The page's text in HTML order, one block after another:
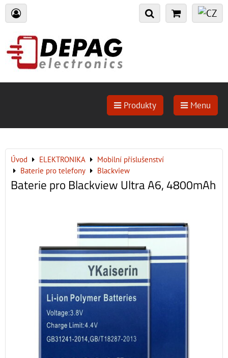
Produkty Menu
Úvod ELEKTRONIKA
Mobilní příslušenství
Baterie pro telefony
Blackview
Baterie pro Blackview Ultra A6, 4800mAh